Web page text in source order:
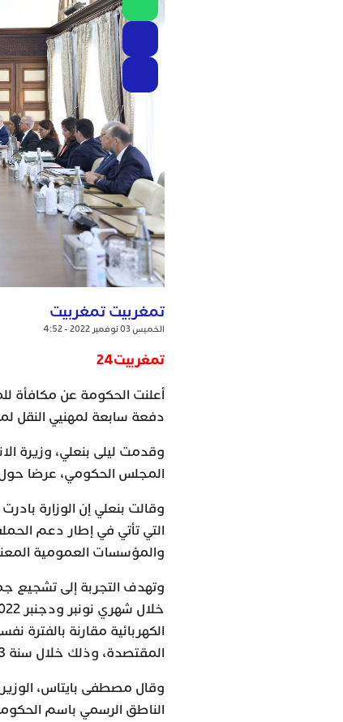
تمغربيت تمغربيت
الخميس 03 نوفمبر 2022 - 4:52
تمغربيت24
أعلنت الحكومة عن مكافأة
دفعة سابعة لمهنيي النقل
وقدمت ليلى بنعلي، وزيرة
المجلس الحكومي، عرضا
وقالت بنعلي إن الوزارة
التي تأتي في إطار دعم
والمؤسسات العمومية
وتهدف التجربة إلى تشجيع
الكهربائية مقارنة بالفترة
المقتصدة، وذلك خلال سنة 2023.
وقال مصطفى بايتاس،
الناطق الرسمي باسم